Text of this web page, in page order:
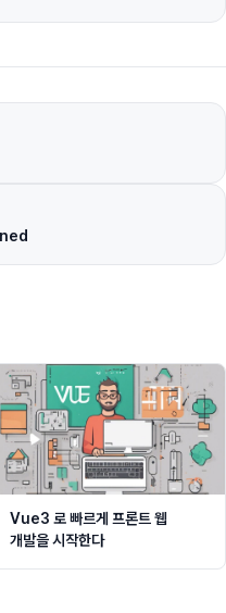
Vue3 로 빠르게 프론트 웹
개발을 시작한다